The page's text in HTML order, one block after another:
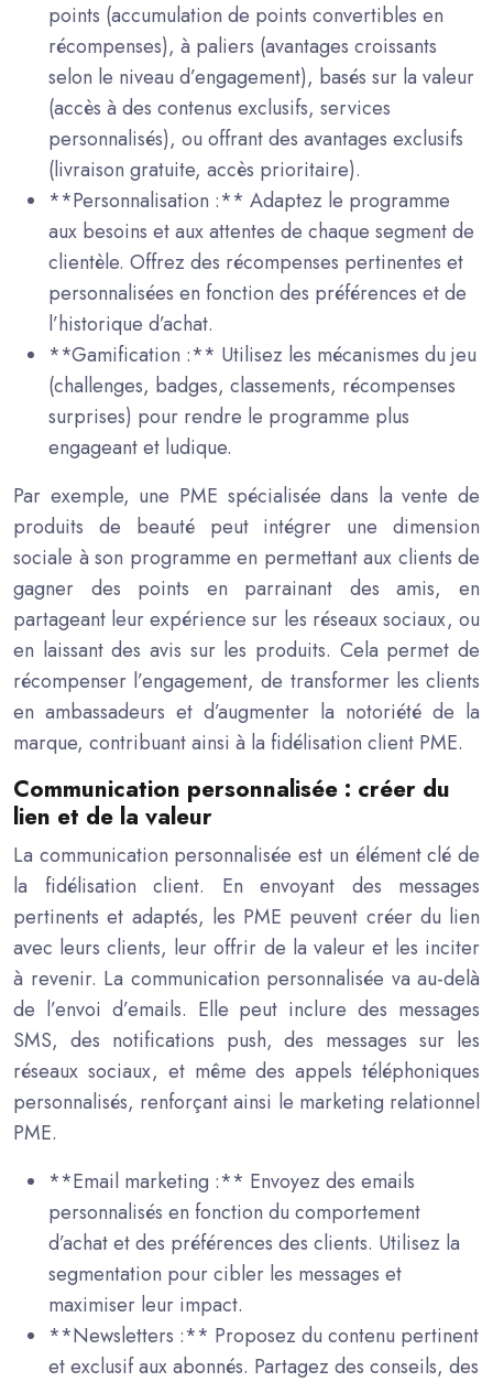
points (accumulation de points convertibles en
récompenses), à paliers (avantages croissants
selon le niveau d’engagement), basés sur la valeur
(accès à des contenus exclusifs, services
personnalisés), ou offrant des avantages exclusifs
(livraison gratuite, accès prioritaire).
**Personnalisation :** Adaptez le programme
aux besoins et aux attentes de chaque segment de
clientèle. Offrez des récompenses pertinentes et
personnalisées en fonction des préférences et de
l’historique d’achat.
**Gamification :** Utilisez les mécanismes du jeu
(challenges, badges, classements, récompenses
surprises) pour rendre le programme plus
engageant et ludique.
Par exemple, une PME spécialisée dans la vente de
produits de beauté peut intégrer une dimension
sociale à son programme en permettant aux clients de
gagner des points en parrainant des amis, en
partageant leur expérience sur les réseaux sociaux, ou
en laissant des avis sur les produits. Cela permet de
récompenser l’engagement, de transformer les clients
en ambassadeurs et d’augmenter la notoriété de la
marque, contribuant ainsi à la fidélisation client PME.
Communication personnalisée : créer du
lien et de la valeur
La communication personnalisée est un élément clé de
la fidélisation client. En envoyant des messages
pertinents et adaptés, les PME peuvent créer du lien
avec leurs clients, leur offrir de la valeur et les inciter
à revenir. La communication personnalisée va au-delà
de l’envoi d’emails. Elle peut inclure des messages
SMS, des notifications push, des messages sur les
réseaux sociaux, et même des appels téléphoniques
personnalisés, renforçant ainsi le marketing relationnel
PME.
**Email marketing :** Envoyez des emails
personnalisés en fonction du comportement
d’achat et des préférences des clients. Utilisez la
segmentation pour cibler les messages et
maximiser leur impact.
**Newsletters :** Proposez du contenu pertinent
et exclusif aux abonnés. Partagez des conseils, des